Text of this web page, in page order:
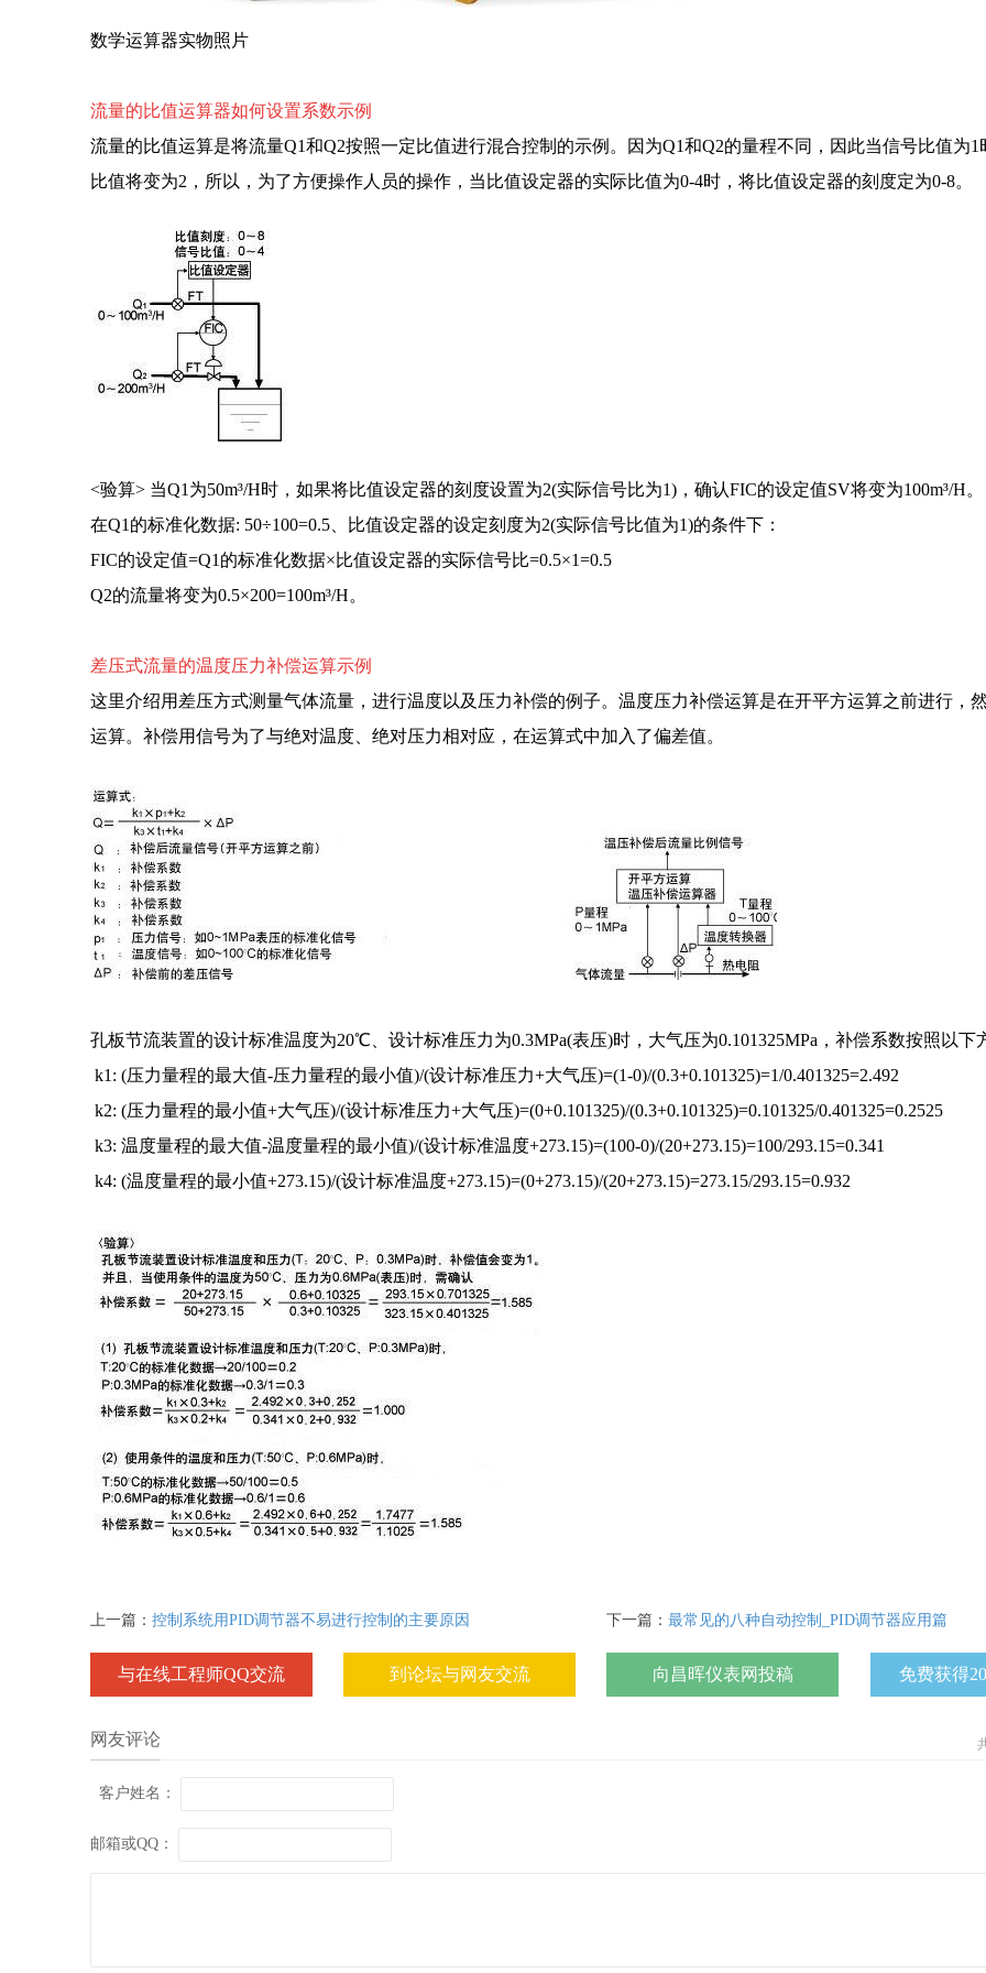
数学运算器实物照片
流量的比值运算器如何设置系数示例
流量的比值运算是将流量Q1和Q2按照一定比值进行混合控制的示例。因为Q1和Q2的量程不同，因此当信号比值为1
比值将变为2，所以，为了方便操作人员的操作，当比值设定器的实际比值为0-4时，将比值设定器的刻度定为0-8。
<验算> 当Q1为50m³/H时，如果将比值设定器的刻度设置为2(实际信号比为1)，确认FIC的设定值SV将变为100m³/H。
在Q1的标准化数据: 50÷100=0.5、比值设定器的设定刻度为2(实际信号比值为1)的条件下：
FIC的设定值=Q1的标准化数据×比值设定器的实际信号比=0.5×1=0.5
Q2的流量将变为0.5×200=100m³/H。
差压式流量的温度压力补偿运算示例
这里介绍用差压方式测量气体流量，进行温度以及压力补偿的例子。温度压力补偿运算是在开平方运算之前进行，
运算。补偿用信号为了与绝对温度、绝对压力相对应，在运算式中加入了偏差值。
孔板节流装置的设计标准温度为20℃、设计标准压力为0.3MPa(表压)时，大气压为0.101325MPa，补偿系数按照以下
k1: (压力量程的最大值-压力量程的最小值)/(设计标准压力+大气压)=(1-0)/(0.3+0.101325)=1/0.401325=2.492
k2: (压力量程的最小值+大气压)/(设计标准压力+大气压)=(0+0.101325)/(0.3+0.101325)=0.101325/0.401325=0.2525
k3: 温度量程的最大值-温度量程的最小值)/(设计标准温度+273.15)=(100-0)/(20+273.15)=100/293.15=0.341
k4: (温度量程的最小值+273.15)/(设计标准温度+273.15)=(0+273.15)/(20+273.15)=273.15/293.15=0.932
上一篇： 控制系统用PID调节器不易进行控制的主要原因 下一篇：最常见的八种自动控制_PID调节器应用篇
与在线工程师QQ交流 到论坛与网友交流 向昌晖仪表网投稿 免费获得
网友评论
客户姓名：
邮箱或QQ：